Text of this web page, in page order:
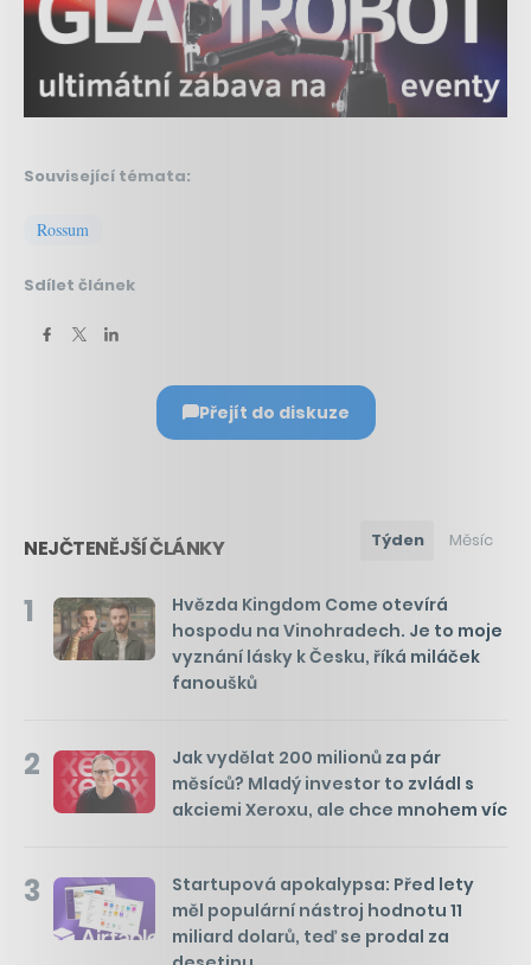
Související témata:
Rossum
Sdílet článek
Přejít do diskuze
NEJČTENĚJŠÍ ČLÁNKY Týden Měsíc
1
Hvězda Kingdom Come otevírá
hospodu na Vinohradech. Je to moje
vyznání lásky k Česku, říká miláček
fanoušků
2
Jak vydělat 200 milionů za pár
měsíců? Mladý investor to zvládl s
akciemi Xeroxu, ale chce mnohem víc
3
Startupová apokalypsa: Před lety
měl populární nástroj hodnotu 11
miliard dolarů, teď se prodal za